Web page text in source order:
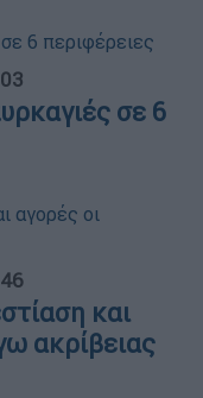
σε 6
και
ακρίβειας